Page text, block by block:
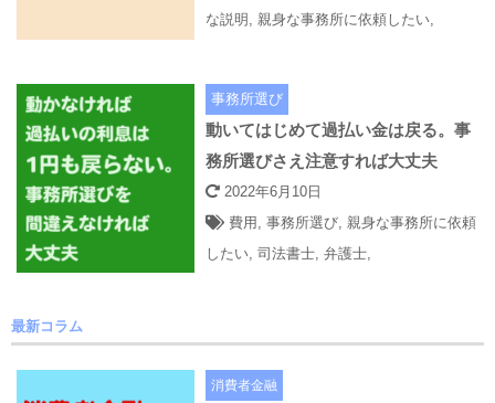
な説明
親身な事務所に依頼したい
事務所選び
動いてはじめて過払い金は戻る。事
務所選びさえ注意すれば大丈夫
2022年6月10日
費用 ,事務所選び 親身な事務所に依頼
したい ,司法書士 ,弁護士
最新コラム
消費者金融